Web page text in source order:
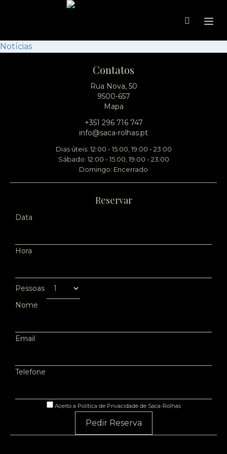
Notícias
Contatos
Rua Nova, 50
9500-657
Mapa
+351 296 716 747
info@saca-rolhas.pt
Dias úteis: 12:00 - 15:00, 19:00 - 23:00
Sábado: 12:00 - 15:00, 19:00 - 23:00
Domingo: Encerrado
Reservar
Data
Hora
Pessoas
Nome
Email
Telefone
Aceito a Política de Privacidade de Saca-Rolhas
Pedir Reserva